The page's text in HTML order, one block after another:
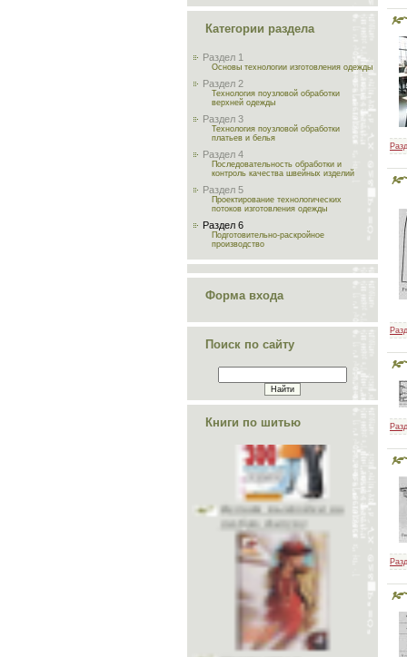
Категории раздела
Раздел 1
Основы технологии изготовления одежды
Раздел 2
Технология поузловой обработки
верхней одежды
Раздел 3
Технология поузловой обработки
платьев и белья
Раздел 4
Последовательность обработки и
контроль качества швейных изделий
Раздел 5
Проектирование технологических
потоков изготовления одежды
Раздел 6
Подготовительно-раскройное
производство
Форма входа
Поиск по сайту
Книги по шитью
Делаем выкройки на
любую фигуру
Школа шитья